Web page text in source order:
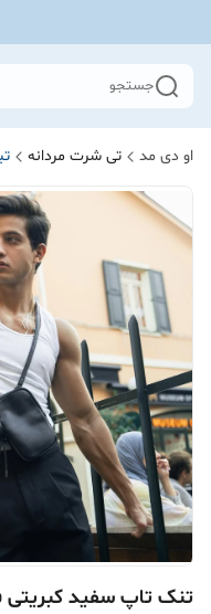
جستجو
او دی مد تی شرت مردانه
تنک تاپ سفید